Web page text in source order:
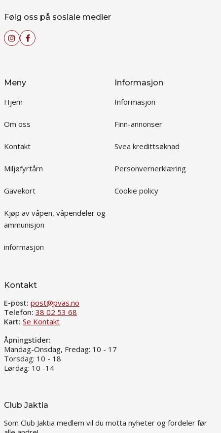
Følg oss på sosiale medier
Meny
Hjem
Om oss
Kontakt
Miljøfyrtårn
Gavekort
Kjøp av våpen, våpendeler og
ammunisjon
informasjon
Informasjon
Informasjon
Finn-annonser
Svea kredittsøknad
Personvernerklæring
Cookie policy
Kontakt
E-post: post@pvas.no
Telefon: 38 02 53 68
Kart: Se Kontakt
Åpningstider:
Mandag-Onsdag, Fredag: 10 - 17
Torsdag: 10 - 18
Lørdag: 10 -14
Club Jaktia
Som Club Jaktia medlem vil du motta nyheter og fordeler før